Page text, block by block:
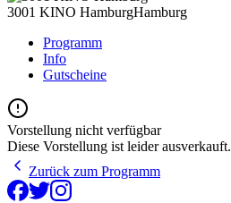
3001 KINO HamburgHamburg
Programm
Info
Gutscheine
Vorstellung nicht verfügbar
Diese Vorstellung ist leider ausverkauft.
Zurück zum Programm